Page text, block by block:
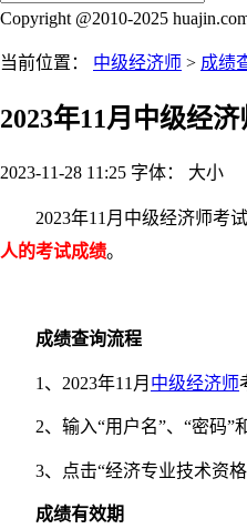
Copyright @2010-2025
当前位置： 中级经济师 > 成绩
2023年11月中级经
2023-11-28 11:25 字体： 大小
2023年11月中级经济师考试
人的考试成绩。
成绩查询流程
1、2023年11月 中级经济师
2、输入“用户名”、“密码”和
3、点击“经济专业技术资格
成绩有效期